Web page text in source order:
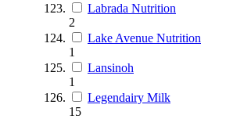
Labrada Nutrition
2
Lake Avenue Nutrition
1
Lansinoh
1
Legendairy Milk
15